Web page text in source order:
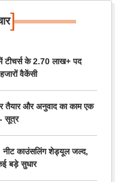
]
के 2.70 लाख+ पद
वैकेंसी
और अनुवाद का काम एक
सूत्र
काउंसलिंग शेड्यूल जल्द,
बड़े सुधार